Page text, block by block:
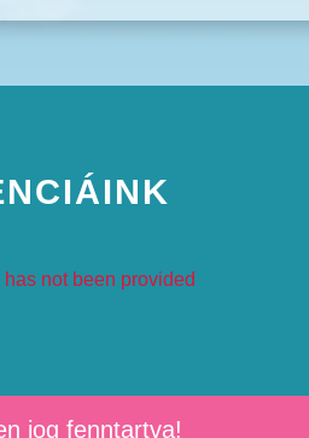
not been provided
jog fenntartva!